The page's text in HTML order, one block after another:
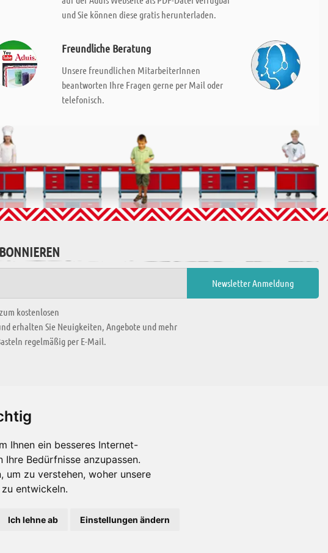
Ihnen ein besseres Internet-
Bedürfnisse anzupassen.
um zu verstehen, woher unsere
entwickeln.
Ich lehne ab Einstellungen ändern
und Sie können diese gratis herunterladen.
Freundliche Beratung
Unsere freundlichen MitarbeiterInnen
beantworten Ihre Fragen gerne per Mail oder
telefonisch.
kostenlosen
erhalten Sie Neuigkeiten, Angebote und mehr
regelmäßig per E-Mail.
Es gibt uns auch in